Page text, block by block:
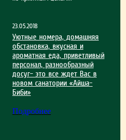
23.05.2018
Уютные номера, домашняя
обстановка, вкусная и
ароматная еда, приветливый
персонал, разнообразный
досуг– это все ждет Вас в
новом санатории «Айша-
Биби»
Подробнее